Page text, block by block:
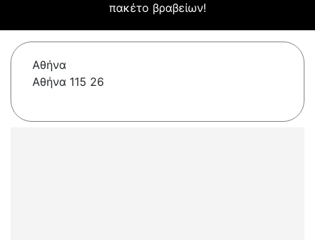
πακέτο βραβείων!
Αθήνα
Αθήνα 115 26